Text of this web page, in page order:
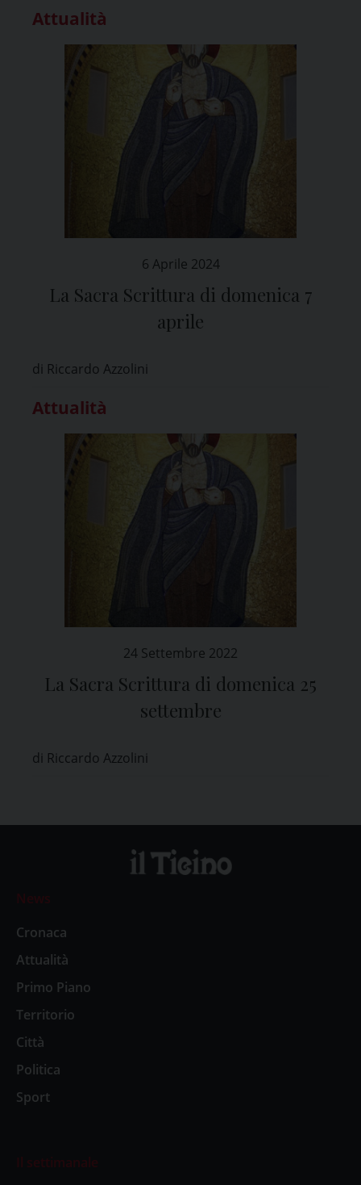
Attualità
6 Aprile 2024
La Sacra Scrittura di domenica 7
aprile
di Riccardo Azzolini
Attualità
24 Settembre 2022
La Sacra Scrittura di domenica 25
settembre
di Riccardo Azzolini
News
Cronaca
Attualità
Primo Piano
Territorio
Città
Politica
Sport
Il settimanale